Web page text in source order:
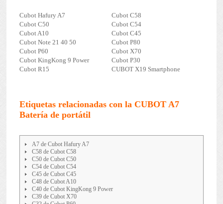
Cubot Hafury A7
Cubot C58
Cubot C50
Cubot C54
Cubot A10
Cubot C45
Cubot Note 21 40 50
Cubot P80
Cubot P60
Cubot X70
Cubot KingKong 9 Power
Cubot P30
Cubot R15
CUBOT X19 Smartphone
Etiquetas relacionadas con la CUBOT A7
Batería de portátil
A7 de Cubot Hafury A7
C58 de Cubot C58
C50 de Cubot C50
C54 de Cubot C54
C45 de Cubot C45
C48 de Cubot A10
C40 de Cubot KingKong 9 Power
C39 de Cubot X70